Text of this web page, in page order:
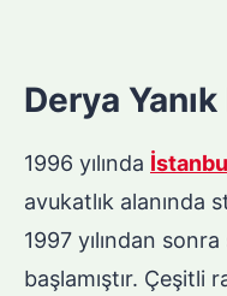
Derya
1996 yılında
avukatlık alanında
1997 yılından
başlamıştır. Çeşitli